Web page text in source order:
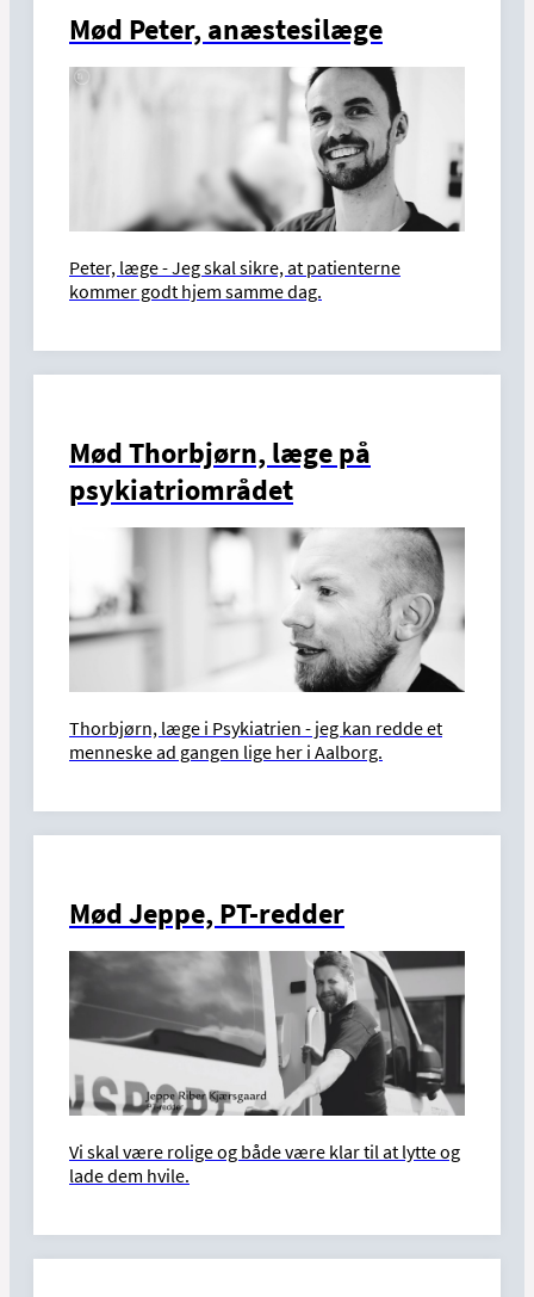
Mød Peter, anæstesilæge
Peter, læge - Jeg skal sikre, at patienterne
kommer godt hjem samme dag.
Mød Thorbjørn, læge på
psykiatriområdet
Thorbjørn, læge i Psykiatrien - jeg kan redde et
menneske ad gangen lige her i Aalborg.
Mød Jeppe, PT-redder
Vi skal være rolige og både være klar til at lytte og
lade dem hvile.